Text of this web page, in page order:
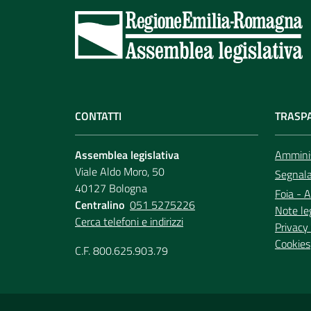
CONTATTI
Assemblea legislativa
Viale Aldo Moro, 50
40127 Bologna
Centralino 051 5275226
Cerca telefoni e indirizzi
C.F. 800.625.903.79
Foia -
Note
Cookies